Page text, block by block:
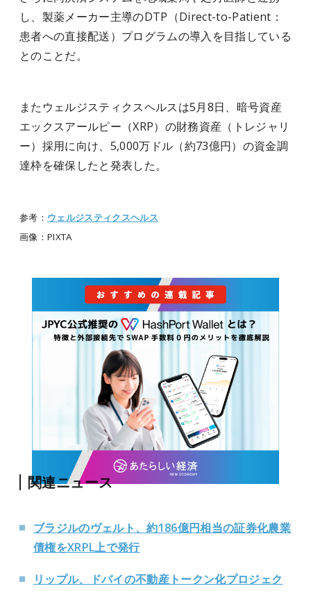
し、製薬メーカー主導のDTP（Direct-to-Patient：
患者への直接配送）プログラムの導入を目指している
とのことだ。
またウェルジスティクスヘルスは5月8日、暗号資産
エックスアールピー（XRP）の財務資産（トレジャリ
ー）採用に向け、5,000万ドル（約73億円）の資金調
達枠を確保したと発表した。
参考： ウェルジスティクスヘルス
画像：PIXTA
関連ニュース
ブラジルのヴェルト、約186億円相当の証券化農業
債権をXRPL上で発行
リップル、ドバイの不動産トークン化プロジェク